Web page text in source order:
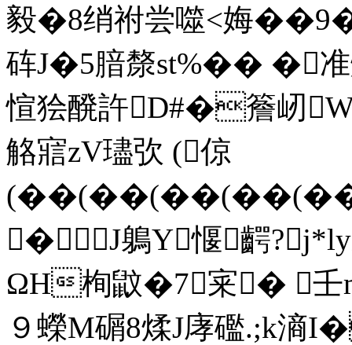
毅�8绡祔尝噬<娒
砗J�5腤漦st%�� �准
愃狯醗許D#�簷屻
觡寣zV璶弞 (倞
�J鵢Y愝齶
ΩH栒鼤�7宷� 壬
９蠑M碿8煣J庨礛.;k滳